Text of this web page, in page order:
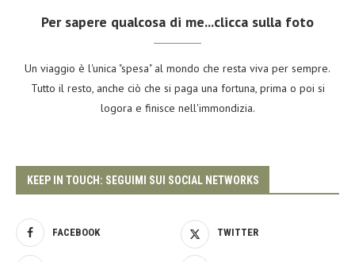
Per sapere qualcosa di me...clicca sulla foto
Un viaggio è l'unica "spesa" al mondo che resta viva per sempre.
Tutto il resto, anche ciò che si paga una fortuna, prima o poi si
logora e finisce nell'immondizia.
KEEP IN TOUCH: SEGUIMI SUI SOCIAL NETWORKS
FACEBOOK TWITTER